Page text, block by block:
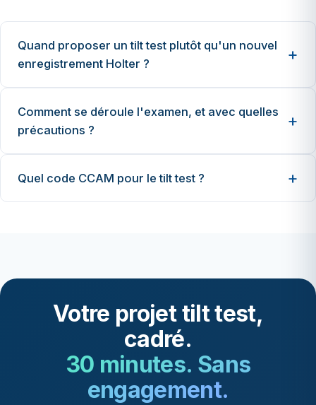
Quand proposer un tilt test plutôt qu'un nouvel
enregistrement Holter ?
Comment se déroule l'examen, et avec quelles
précautions ?
Quel code CCAM pour le tilt test ?
Votre projet tilt test,
cadré.
30 minutes. Sans
engagement.